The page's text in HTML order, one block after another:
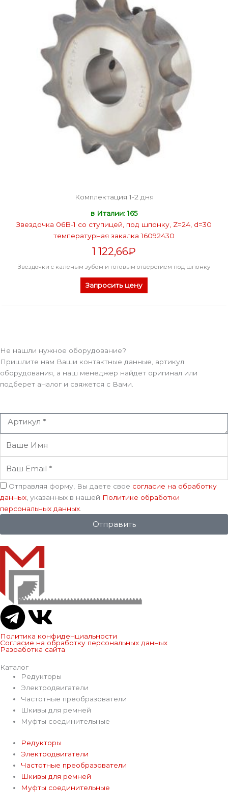
Комплектация 1-2 дня
в Италии: 165
Звездочка 06B-1 со ступицей, под шпонку, Z=24, d=30
температурная закалка 16092430
1 122,66₽
Звездочки с каленым зубом и готовым отверстием под шпонку
Запросить цену
Не нашли нужное оборудование?
Пришлите нам Ваши контактные данные, артикул
оборудования, а наш менеджер найдет оригинал или
подберет аналог и свяжется с Вами.
Артикул
Имя
Email
Соглашение
Отправляя форму, Вы даете свое согласие на обработку
данных , указанных в нашей Политике обработки
персональных данных
Отправить
T
e
l
e
g
r
a
m
V
k
Политика конфиденциальности
Согласие на обработку персональных данных
Разработка сайта
Каталог
Редукторы
Электродвигатели
Частотные преобразователи
Шкивы для ремней
Муфты соединительные
Редукторы
Электродвигатели
Частотные преобразователи
Шкивы для ремней
Муфты соединительные